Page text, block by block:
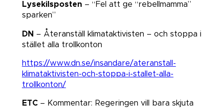
Lysekilsposten – “Fel att ge “rebellmamma”
sparken”
DN – Återanställ klimataktivisten – och stoppa i
stället alla trollkonton
https://www.dn.se/insandare/ateranstall-
klimataktivisten-och-stoppa-i-stallet-alla-
trollkonton/
ETC– Kommentar: Regeringen vill bara skjuta